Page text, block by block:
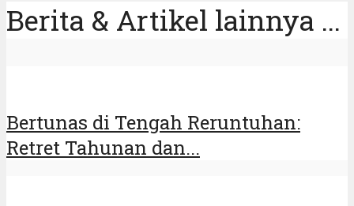
Berita & Artikel lainnya ...
Bertunas di Tengah Reruntuhan:
Retret Tahunan dan...